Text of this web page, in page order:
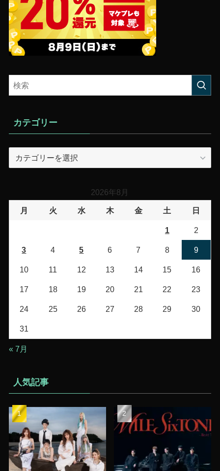
カテゴリー
テ
ー
2026年8月
月 火 水 木 金 土 日
1 2
3 4 5 6 7 8 9
10 11 12 13 14 15 16
17 18 19 20 21 22 23
24 25 26 27 28 29 30
31
« 7月
人気記事